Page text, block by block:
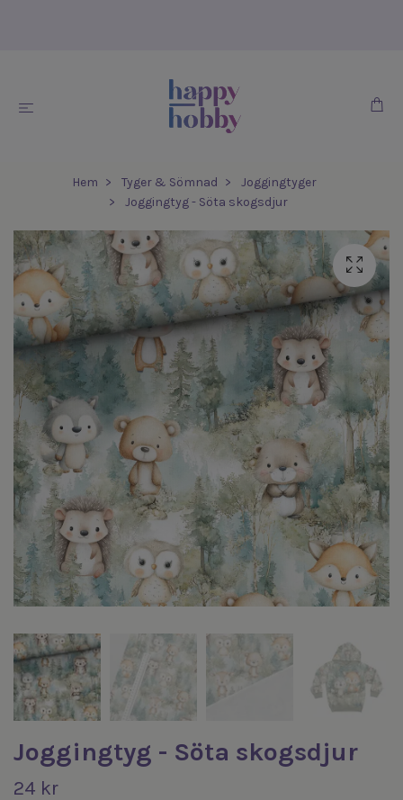
Hem Tyger & Sömnad
Joggingtyger
Joggingtyg - Söta skogsdjur
Joggingtyg - Söta skogsdjur
24 kr